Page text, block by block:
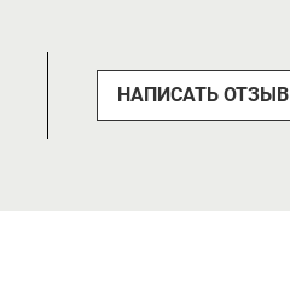
НАПИСАТЬ ОТЗЫВ